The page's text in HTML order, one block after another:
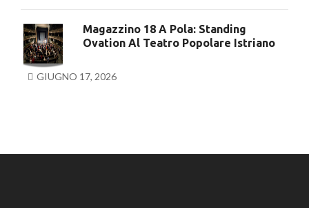
Magazzino 18 A Pola: Standing
Ovation Al Teatro Popolare Istriano
GIUGNO 17, 2026